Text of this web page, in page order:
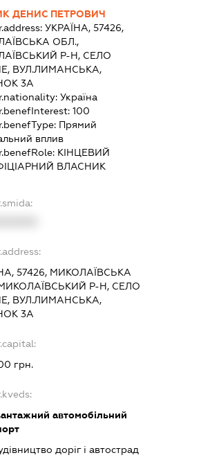
ДЕНИС ПЕТРОВИЧ
УКРАЇНА, 57426,
ОБЛ.,
Р-Н, СЕЛО
ВУЛ.ЛИМАНСЬКА,
3А
Україна
100
Прямий
вплив
КІНЦЕВИЙ
ВЛАСНИК
57426, МИКОЛАЇВСЬКА
Р-Н, СЕЛО
ВУЛ.ЛИМАНСЬКА,
3А
грн.
автомобільний
доріг і автострад